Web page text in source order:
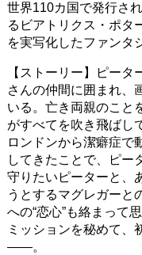
世界110カ国で発行さ
るビアトリクス・ポタ
を実写化したファンタ
【ストーリー】ピータ
さんの仲間に囲まれ、
いる。亡き両親のこと
がすべてを吹き飛ばし
ロンドンから潔癖症で
してきたことで、ピー
守りたいピーターと、
うとするマグレガーと
への“恋心”も絡まって
ミッションを秘めて、
——。